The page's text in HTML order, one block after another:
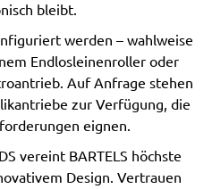
bleibt.
werden – wahlweise
Endlosleinenroller oder
Auf Anfrage stehen
zur Verfügung, die
eignen.
vereint BARTELS höchste
Design. Vertrauen